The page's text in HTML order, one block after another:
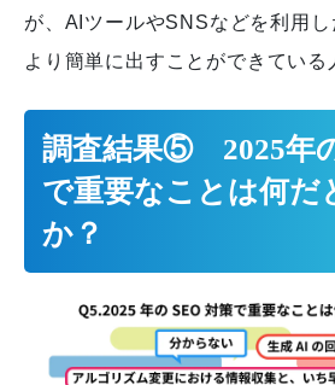
が、AIツールやSNSなどを利用
より簡単に出すことができている
調査結果⑤ 2025年
で重要なことは何だ
か？